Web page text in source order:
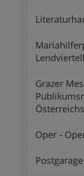
Grazer
Österreichs
Oper -
Postgarage